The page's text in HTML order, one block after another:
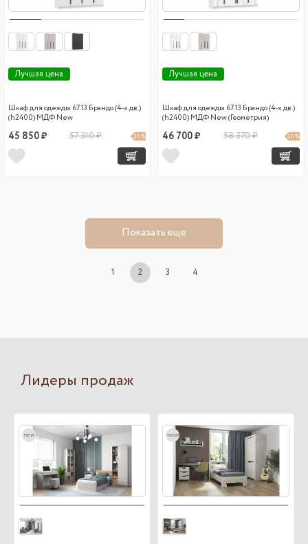
Лучшая цена
Шкаф для одежды 67.13 Брандо (4-х дв.)
(h2400) МДФ New
45 850 ₽ 57 310 ₽ 20 %
Лучшая цена
Шкаф для одежды 67.13 Брандо (4-х дв.)
(h2400) МДФ New (Геометрия)
46 700 ₽ 58 370 ₽ 20 %
Показать еще
1 2 3 4
Лидеры продаж
new wow